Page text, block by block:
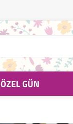
ÖZEL GÜN